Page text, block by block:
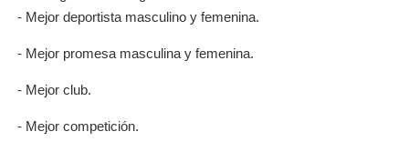
- Mejor deportista masculino y femenina.
- Mejor promesa masculina y femenina.
- Mejor club.
- Mejor competición.